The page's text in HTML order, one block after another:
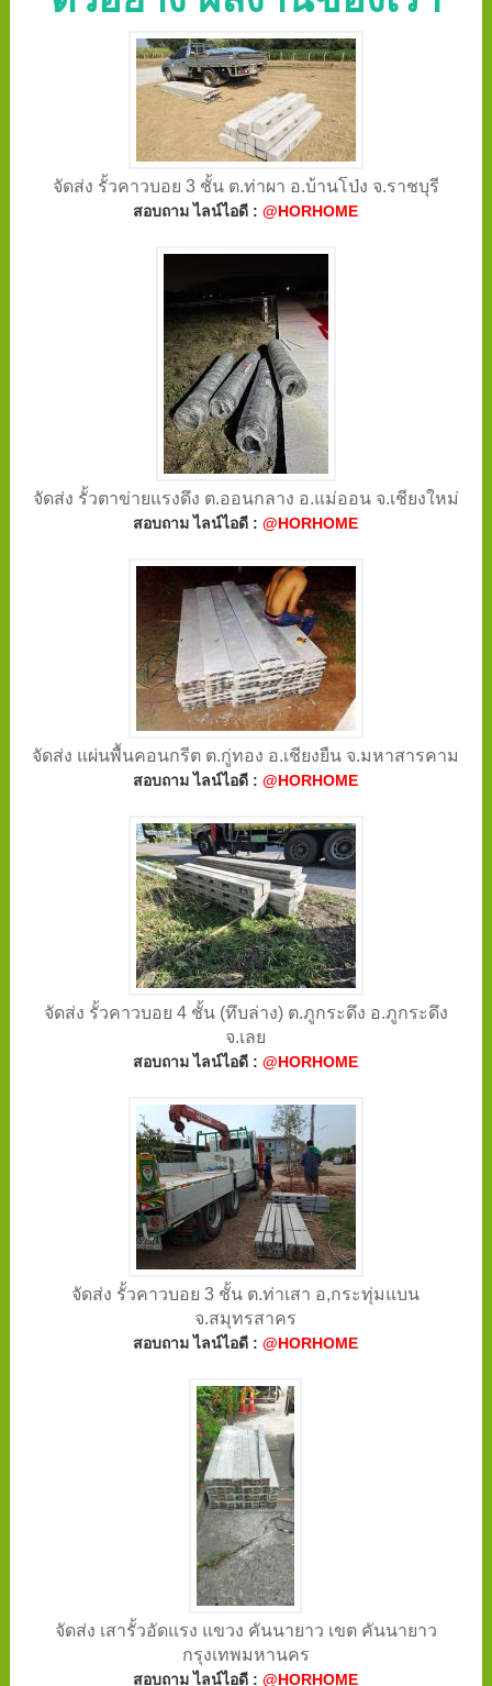
จัดส่ง รั้วคาวบอย 3 ชั้น ต.ท่าผา อ.บ้านโป่ง จ.ราชบุรี
สอบถาม ไลน์ไอดี :@HORHOME
จัดส่ง รั้วตาข่ายแรงดึง ต.ออนกลาง อ.แม่ออน จ.เชียงใหม่
สอบถาม ไลน์ไอดี :@HORHOME
จัดส่ง แผ่นพื้นคอนกรีต ต.กู่ทอง อ.เชียงยืน จ.มหาสารคาม
สอบถาม ไลน์ไอดี :@HORHOME
จัดส่ง รั้วคาวบอย 4 ชั้น (ทึบล่าง) ต.ภูกระดึง อ.ภูกระดึง
จ.เลย
สอบถาม ไลน์ไอดี :@HORHOME
จัดส่ง รั้วคาวบอย 3 ชั้น ต.ท่าเสา อ,กระทุ่มแบน
จ.สมุทรสาคร
สอบถาม ไลน์ไอดี :@HORHOME
จัดส่ง เสารั้วอัดแรง แขวง คันนายาว เขต คันนายาว
กรุงเทพมหานคร
สอบถาม ไลน์ไอดี :@HORHOME